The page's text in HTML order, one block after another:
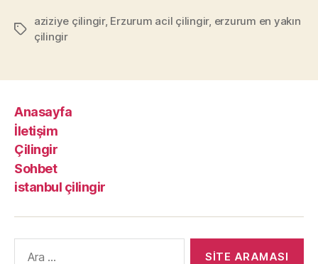
Etiketler
aziziye çilingir, Erzurum acil çilingir, erzurum en yakın
çilingir
Anasayfa
İletişim
Çilingir
Sohbet
istanbul çilingir
yap: